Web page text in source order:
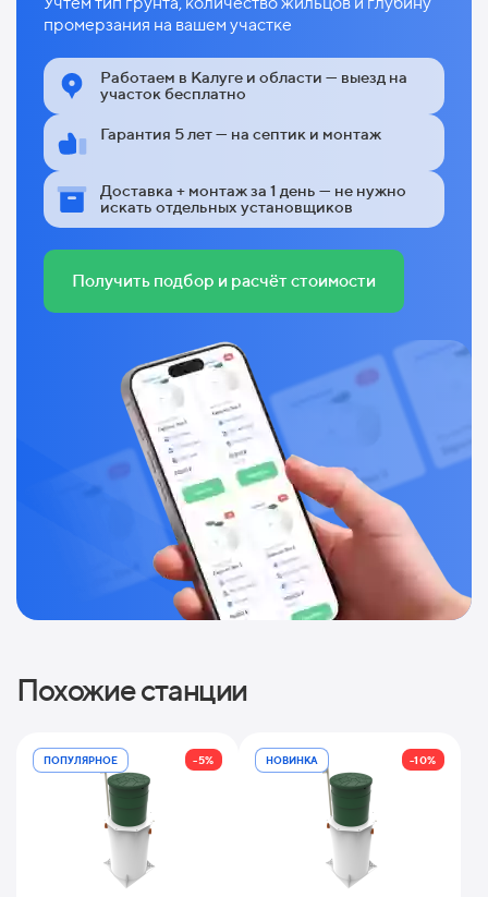
промерзания на вашем участке
Работаем в Калуге и области — выезд на
участок бесплатно
Гарантия 5 лет — на септик и монтаж
Доставка + монтаж за 1 день — не нужно
искать отдельных установщиков
Получить подбор и расчёт стоимости
Похожие станции
ПОПУЛЯРНОЕ -5% НОВИНКА -10%